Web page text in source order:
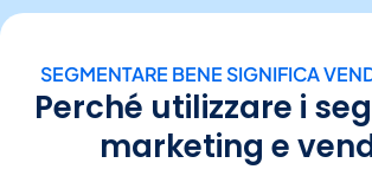
SEGMENTARE BENE SIGNIFICA
Perché utilizzare i
marketing e